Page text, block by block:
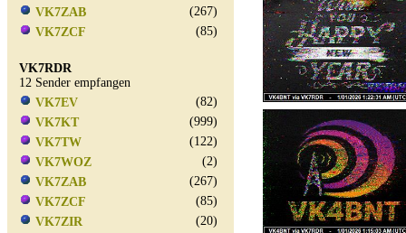
VK7ZAB
(267)
VK7ZCF
(85)
VK7RDR
12 Sender empfangen
VK7EV
(82)
VK7KT
(999)
VK7TW
(122)
VK7WOZ
(2)
VK7ZAB
(267)
VK7ZCF
(85)
VK7ZIR
(20)